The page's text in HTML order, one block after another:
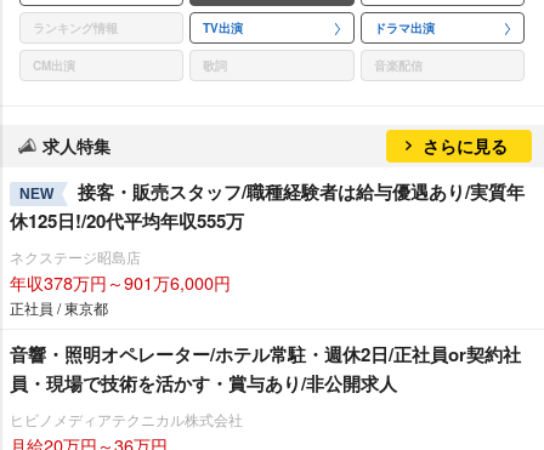
ランキング情報 TV出演 ドラマ出演
CM出演 歌詞 音楽配信
求人特集 さらに見る
NEW
接客・販売スタッフ/職種経験者は給与優遇あり/実質年
休125日!/20代平均年収555万
ネクステージ昭島店
年収378万円～901万6,000円
正社員 / 東京都
音響・照明オペレーター/ホテル常駐・週休2日/正社員or契約社
員・現場で技術を活かす・賞与あり/非公開求人
ヒビノメディアテクニカル株式会社
月給20万円～36万円